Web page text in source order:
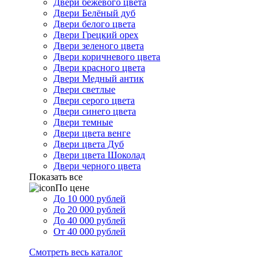
Двери бежевого цвета
Двери Белёный дуб
Двери белого цвета
Двери Грецкий орех
Двери зеленого цвета
Двери коричневого цвета
Двери красного цвета
Двери Медный антик
Двери светлые
Двери серого цвета
Двери синего цвета
Двери темные
Двери цвета венге
Двери цвета Дуб
Двери цвета Шоколад
Двери черного цвета
Показать все
По цене
До 10 000 рублей
До 20 000 рублей
До 40 000 рублей
От 40 000 рублей
Смотреть весь каталог